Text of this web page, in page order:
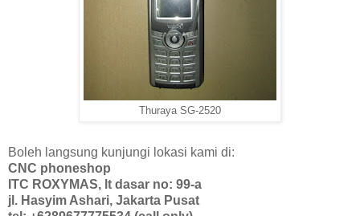
Thuraya SG-2520
Boleh langsung kunjungi lokasi kami di:
CNC phoneshop
ITC ROXYMAS, lt dasar no: 99-a
jl. Hasyim Ashari, Jakarta Pusat